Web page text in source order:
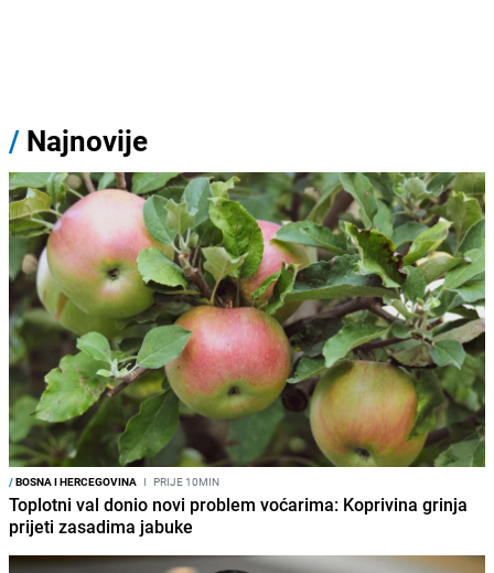
/ Najnovije
/BOSNA I HERCEGOVINA I PRIJE 10MIN
Toplotni val donio novi problem voćarima: Koprivina grinja
prijeti zasadima jabuke